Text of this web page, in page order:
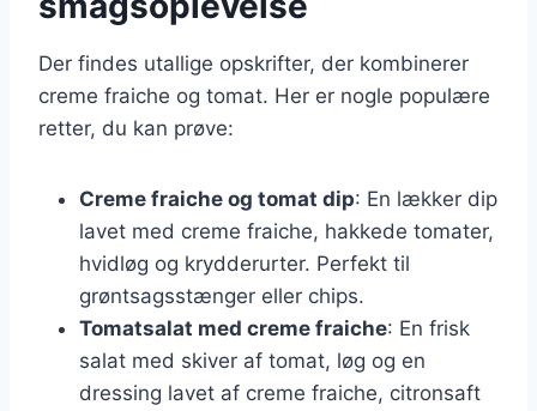
Der findes utallige opskrifter, der kombinerer
creme fraiche og tomat. Her er nogle populære
retter, du kan prøve:
Creme fraiche og tomat dip: En lækker dip
lavet med creme fraiche, hakkede tomater,
hvidløg og krydderurter. Perfekt til
grøntsagsstænger eller chips.
Tomatsalat med creme fraiche: En frisk
salat med skiver af tomat, løg og en
dressing lavet af creme fraiche, citronsaft